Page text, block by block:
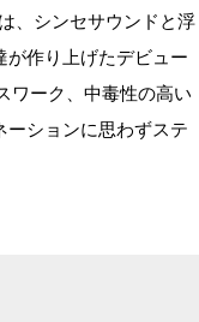
、シンセサウンドと浮
作り上げたデビュー
ワーク、中毒性の高い
ーションに思わずステ